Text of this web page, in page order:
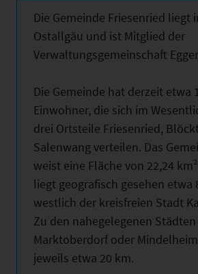
Die Gemeinde Friesenried liegt
Ostallgäu und ist Mitglied der
Verwaltungsgemeinschaft
Die Gemeinde hat derzeit etwa
Einwohner, die sich im
drei Ortsteile Friesenried,
Salenwang verteilen. Das
weist eine Fläche von 22,24
liegt geografisch gesehen etwa
westlich der kreisfreien Stadt
Zu den nahegelegenen
Marktoberdorf oder
jeweils etwa 20 km.